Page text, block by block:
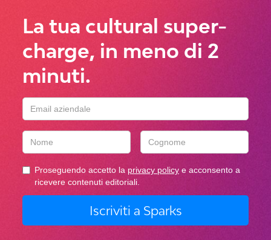
La tua cultural super-
charge, in meno di 2
minuti.
Proseguendo accetto la privacy policy e acconsento a
ricevere contenuti editoriali.